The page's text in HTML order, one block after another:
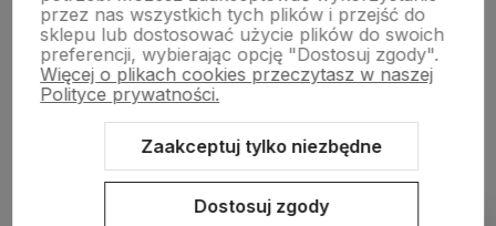
Informacje
O nas
Sklep internetowy Shoper.pl Szablon Shoper Modern 3.0™
GrowCommerce
przez nas wszystkich tych plików i przejść do
sklepu lub dostosować użycie plików do swoich
preferencji, wybierając opcję "Dostosuj zgody".
Więcej o plikach cookies przeczytasz w naszej
Polityce prywatności.
Zaakceptuj tylko niezbędne
Dostosuj zgody